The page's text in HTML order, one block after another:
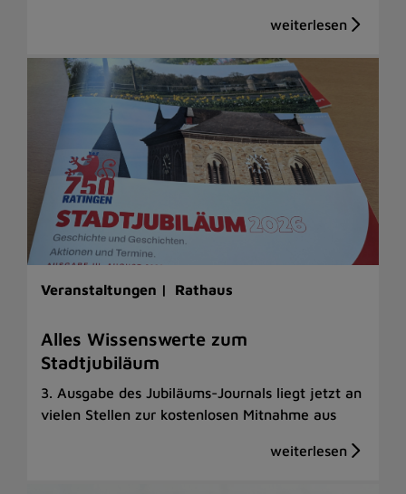
Veranstaltungen | Rathaus
Alles Wissenswerte zum
Stadtjubiläum
3. Ausgabe des Jubiläums-Journals liegt jetzt an
vielen Stellen zur kostenlosen Mitnahme aus